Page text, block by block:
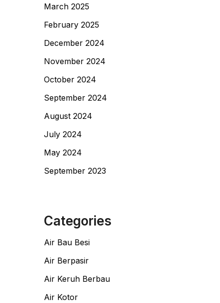
March 2025
February 2025
December 2024
November 2024
October 2024
September 2024
August 2024
July 2024
May 2024
September 2023
Categories
Air Bau Besi
Air Berpasir
Air Keruh Berbau
Air Kotor